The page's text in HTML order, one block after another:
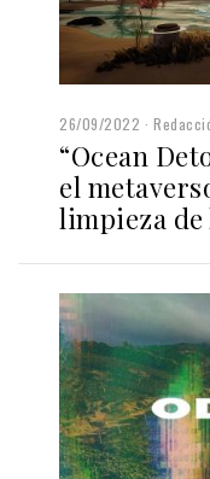
26/09/2022
“Ocean
el
limpieza de